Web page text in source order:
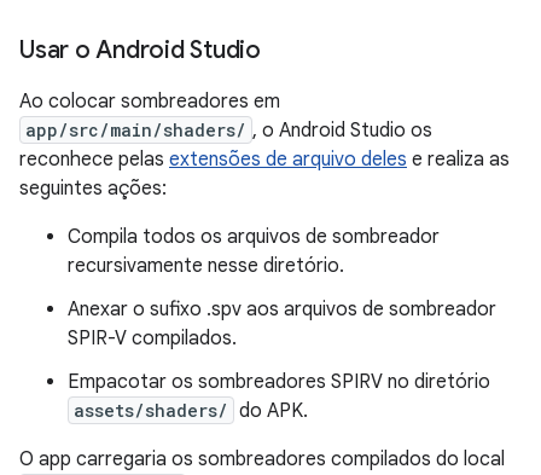
Usar o Android Studio
Ao colocar sombreadores em
app/src/main/shaders/ , o Android Studio os
reconhece pelas extensões de arquivo deles e realiza as
seguintes ações:
Compila todos os arquivos de sombreador
recursivamente nesse diretório.
Anexar o sufixo .spv aos arquivos de sombreador
SPIR-V compilados.
Empacotar os sombreadores SPIRV no diretório
assets/shaders/ do APK.
O app carregaria os sombreadores compilados do local